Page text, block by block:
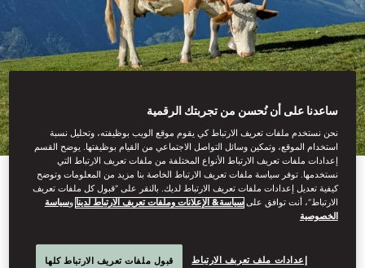
View All
ملاذ سويسري في مزرعة
ساعدنا على أن نُحسن من تجربتك الرقمية
نحن نستخدم ملفات تعريف الارتباط كي يقوم موقع الويب بوظيفته، وتحليل نسبة
استخدام الموقع، وتمكين وسائل التواصل الاجتماعي من القيام بوظيفتها. يوضح القسم
إعدادات ملفات تعريف الارتباط الأنواع المختلفة من ملفات تعريف الارتباط التي
نستخدمها. توفر سياسة ملفات تعريف الارتباط الخاصة بنا مزيد من المعلومات وتوضح
كيفية تعديل إعدادات ملفات تعريف الارتباط لديك. بالنقر على “قبول كل ملفات تعريف
الارتباط”، أنت توافق علىسياسة& الإعلانات وملفات تعريف الارتباط لدينا وسياسة
الخصوصية
إعدادات ملف تعريف الارتباط قبول ملفات تعريف الارتباط كلها